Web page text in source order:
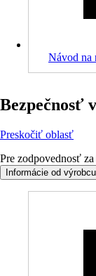
Návod na
Bezpečnosť
Preskočiť oblasť
Pre zodpovednosť
Informácie od výrobcu